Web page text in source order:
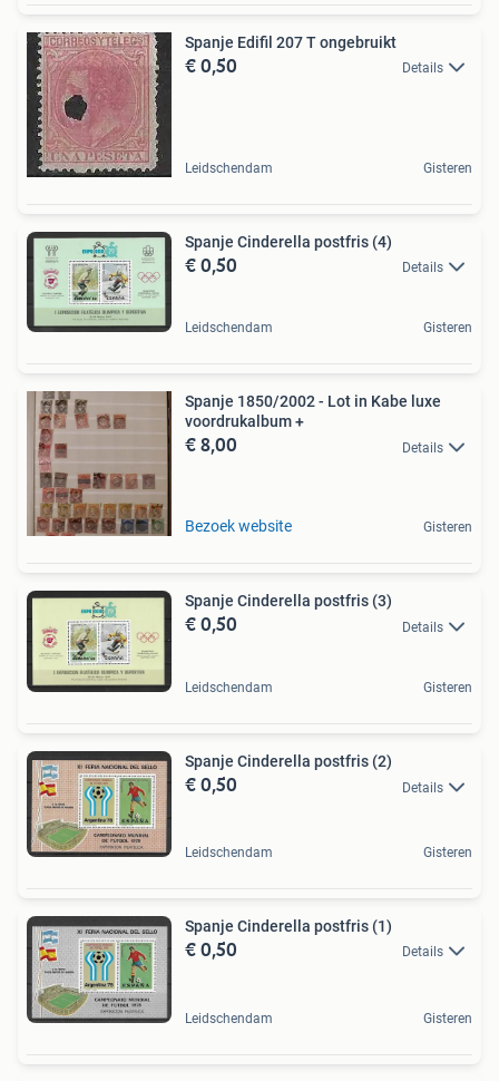
Spanje Edifil 207 T ongebruikt
€ 0,50 Details
Leidschendam Gisteren
Spanje Cinderella postfris (4)
€ 0,50 Details
Leidschendam Gisteren
Spanje 1850/2002 - Lot in Kabe luxe
voordrukalbum +
€ 8,00 Details
Bezoek website Gisteren
Spanje Cinderella postfris (3)
€ 0,50 Details
Leidschendam Gisteren
Spanje Cinderella postfris (2)
€ 0,50 Details
Leidschendam Gisteren
Spanje Cinderella postfris (1)
€ 0,50 Details
Leidschendam Gisteren